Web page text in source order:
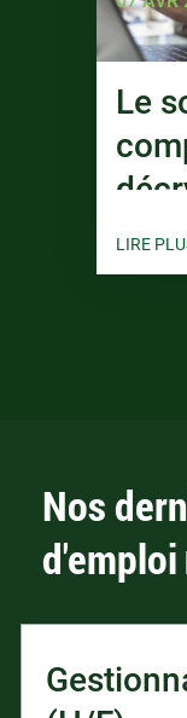
Le
LIRE
Nos
d'emploi